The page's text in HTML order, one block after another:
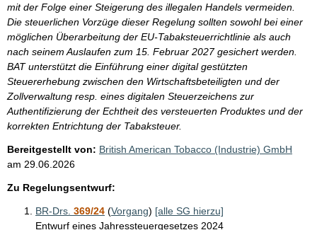
mit der Folge einer Steigerung des illegalen Handels vermeiden.
Die steuerlichen Vorzüge dieser Regelung sollten sowohl bei einer
möglichen Überarbeitung der EU-Tabaksteuerrichtlinie als auch
nach seinem Auslaufen zum 15. Februar 2027 gesichert werden.
BAT unterstützt die Einführung einer digital gestützten
Steuererhebung zwischen den Wirtschaftsbeteiligten und der
Zollverwaltung resp. eines digitalen Steuerzeichens zur
Authentifizierung der Echtheit des versteuerten Produktes und der
korrekten Entrichtung der Tabaksteuer.
Bereitgestellt von: British American Tobacco (Industrie) GmbH
am 29.06.2026
Zu Regelungsentwurf:
BR-Drs. 369/24 (Vorgang) [alle SG hierzu]
Entwurf eines Jahressteuergesetzes 2024